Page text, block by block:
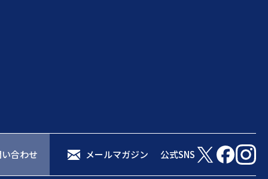
合わせ メールマガジン 公式SNS